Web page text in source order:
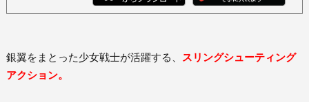
銀翼をまとった少女戦士が活躍する、
スリングシューティング
アクション。